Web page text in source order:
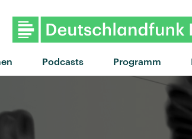
Podcasts Programm